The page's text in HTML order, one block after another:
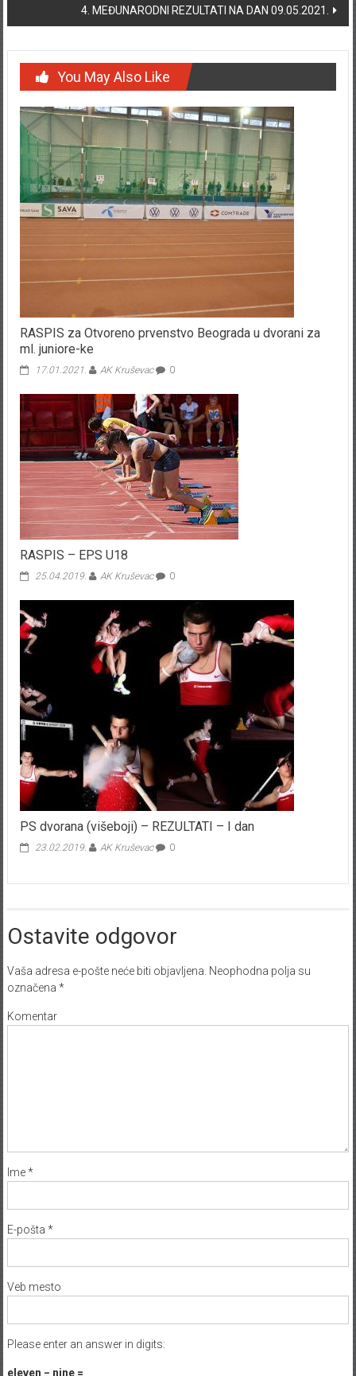
4. MEĐUNARODNI REZULTATI NA DAN 09.05.2021.
You May Also Like
RASPIS za Otvoreno prvenstvo Beograda u dvorani za
ml. juniore-ke
17.01.2021. AK Kruševac 0
RASPIS – EPS U18
25.04.2019. AK Kruševac 0
PS dvorana (višeboji) – REZULTATI – I dan
23.02.2019. AK Kruševac 0
Ostavite odgovor
Vaša adresa e-pošte neće biti objavljena. Neophodna polja su
označena *
Komentar
Ime*
E-pošta *
Veb mesto
Please enter an answer in digits:
eleven − nine =